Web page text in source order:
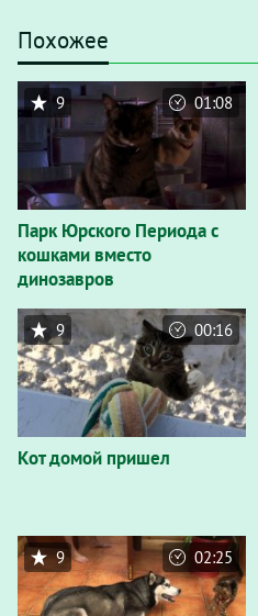
Похожее
Парк Юрского Периода с
кошками вместо
динозавров
9 01:08
Кот домой пришел
9 00:16
9 02:25